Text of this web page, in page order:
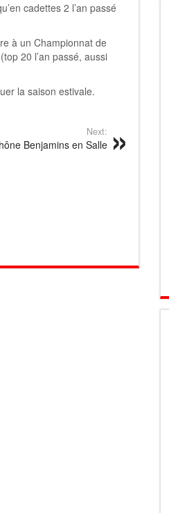
cadettes 2 l’an passé
à un Championnat de
20 l’an passé, aussi
la saison estivale.
Next:
Benjamins en Salle